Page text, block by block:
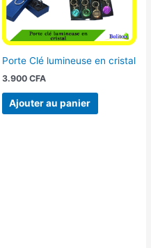
Porte Clé lumineuse en cristal
3.900 CFA
Ajouter au panier